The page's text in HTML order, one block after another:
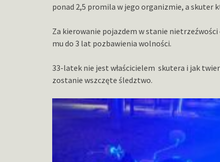
ponad 2,5 promila w jego organizmie, a skuter
Za kierowanie pojazdem w stanie
mu do 3 lat pozbawienia wolności.
33-latek nie jest właścicielem skutera i jak
zostanie wszczęte śledztwo.